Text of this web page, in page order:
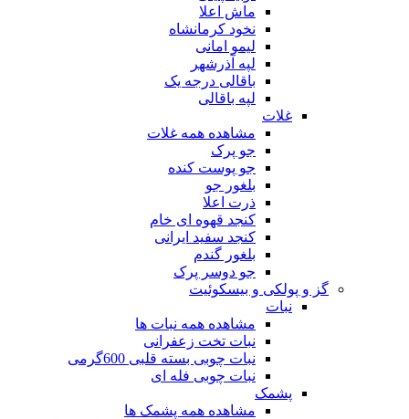
ماش اعلا
نخود کرمانشاه
لیمو امانی
لپه آذرشهر
باقالی درجه یک
لپه باقالی
غلات
مشاهده همه غلات
جو پرک
جو پوست کنده
بلغور جو
ذرت اعلا
کنجد قهوه ای خام
کنجد سفید ایرانی
بلغور گندم
جو دوسر پرک
گز و پولکی و بیسکوئیت
نبات
مشاهده همه نبات ها
نبات تخت زعفرانی
نبات چوبی بسته قلبی 600گرمی
نبات چوبی فله ای
پشمک
مشاهده همه پشمک ها